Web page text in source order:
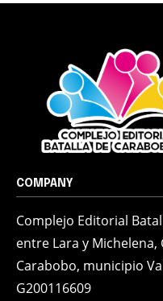
COMPANY
Complejo Editorial
entre Lara y
Carabobo, municipio
G200116609